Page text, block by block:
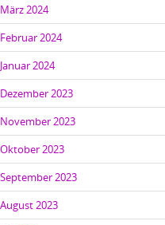
März 2024
Februar 2024
Januar 2024
Dezember 2023
November 2023
Oktober 2023
September 2023
August 2023